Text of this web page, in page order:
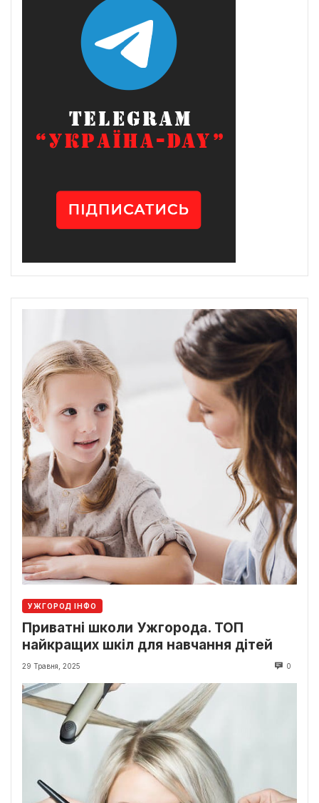
УЖГОРОД ІНФО
Приватні школи Ужгорода. ТОП
найкращих шкіл для навчання дітей
29 Травня, 2025 0